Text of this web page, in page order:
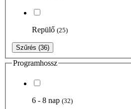
Repülő (25)
Szűrés (36)
Programhossz
6 - 8 nap (32)